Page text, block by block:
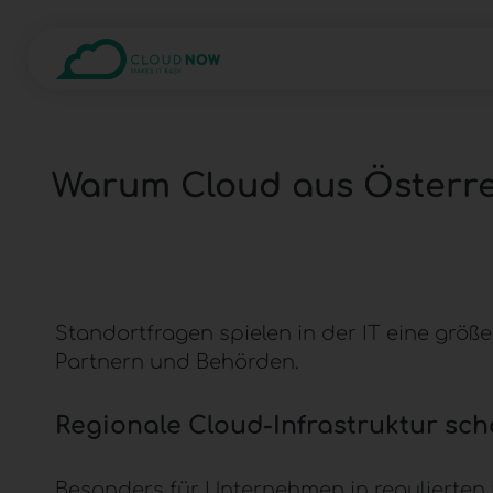
Warum Cloud aus
Standortfragen spielen in der IT eine
Partnern und Behörden.
Regionale Cloud-Infrastruktur